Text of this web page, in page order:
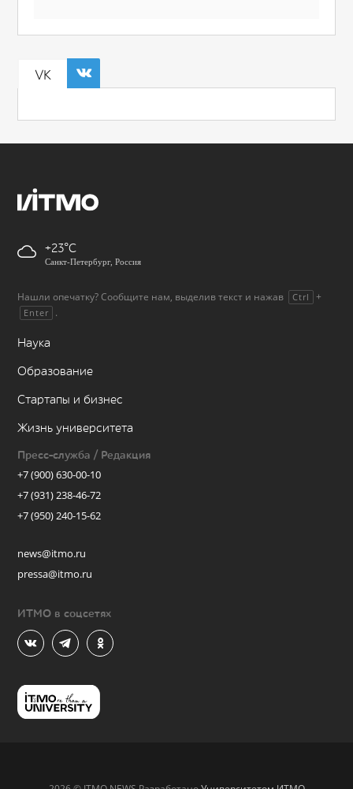
VK
+23
Санкт-Петербург, Россия
Нашли опечатку? Сообщите нам, выделив текст и нажав Ctrl +
Enter .
Наука
Образование
Стартапы и бизнес
Жизнь университета
Пресс-служба / Редакция
+7 (900) 630-00-10
+7 (931) 238-46-72
+7 (950) 240-15-62
news@itmo.ru
pressa@itmo.ru
ИТМО в соцсетях